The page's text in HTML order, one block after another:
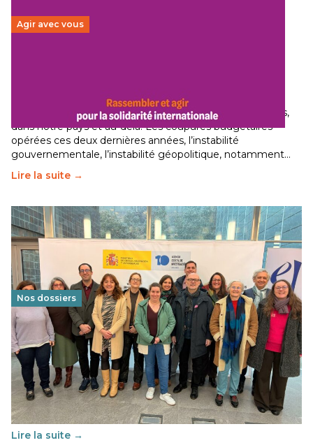
Agir avec vous
Le secteur humanitaire connaît des difficultés profondes,
dans notre pays et au-delà. Les coupures budgétaires
opérées ces deux dernières années, l’instabilité
gouvernementale, l’instabilité géopolitique, notamment…
Lire la suite →
Nos dossiers
Éducation au vivre-ensemble : un échange croisé
franco-espagnol pour changer d’approche
29 juin 2026-National
Cette année, l'UNSA Éducation a mené un projet Erasmus
soutenu par l'union Européenne et centré sur l'éducation
au vivre-ensemble : quelles différences entre la France…
Lire la suite →